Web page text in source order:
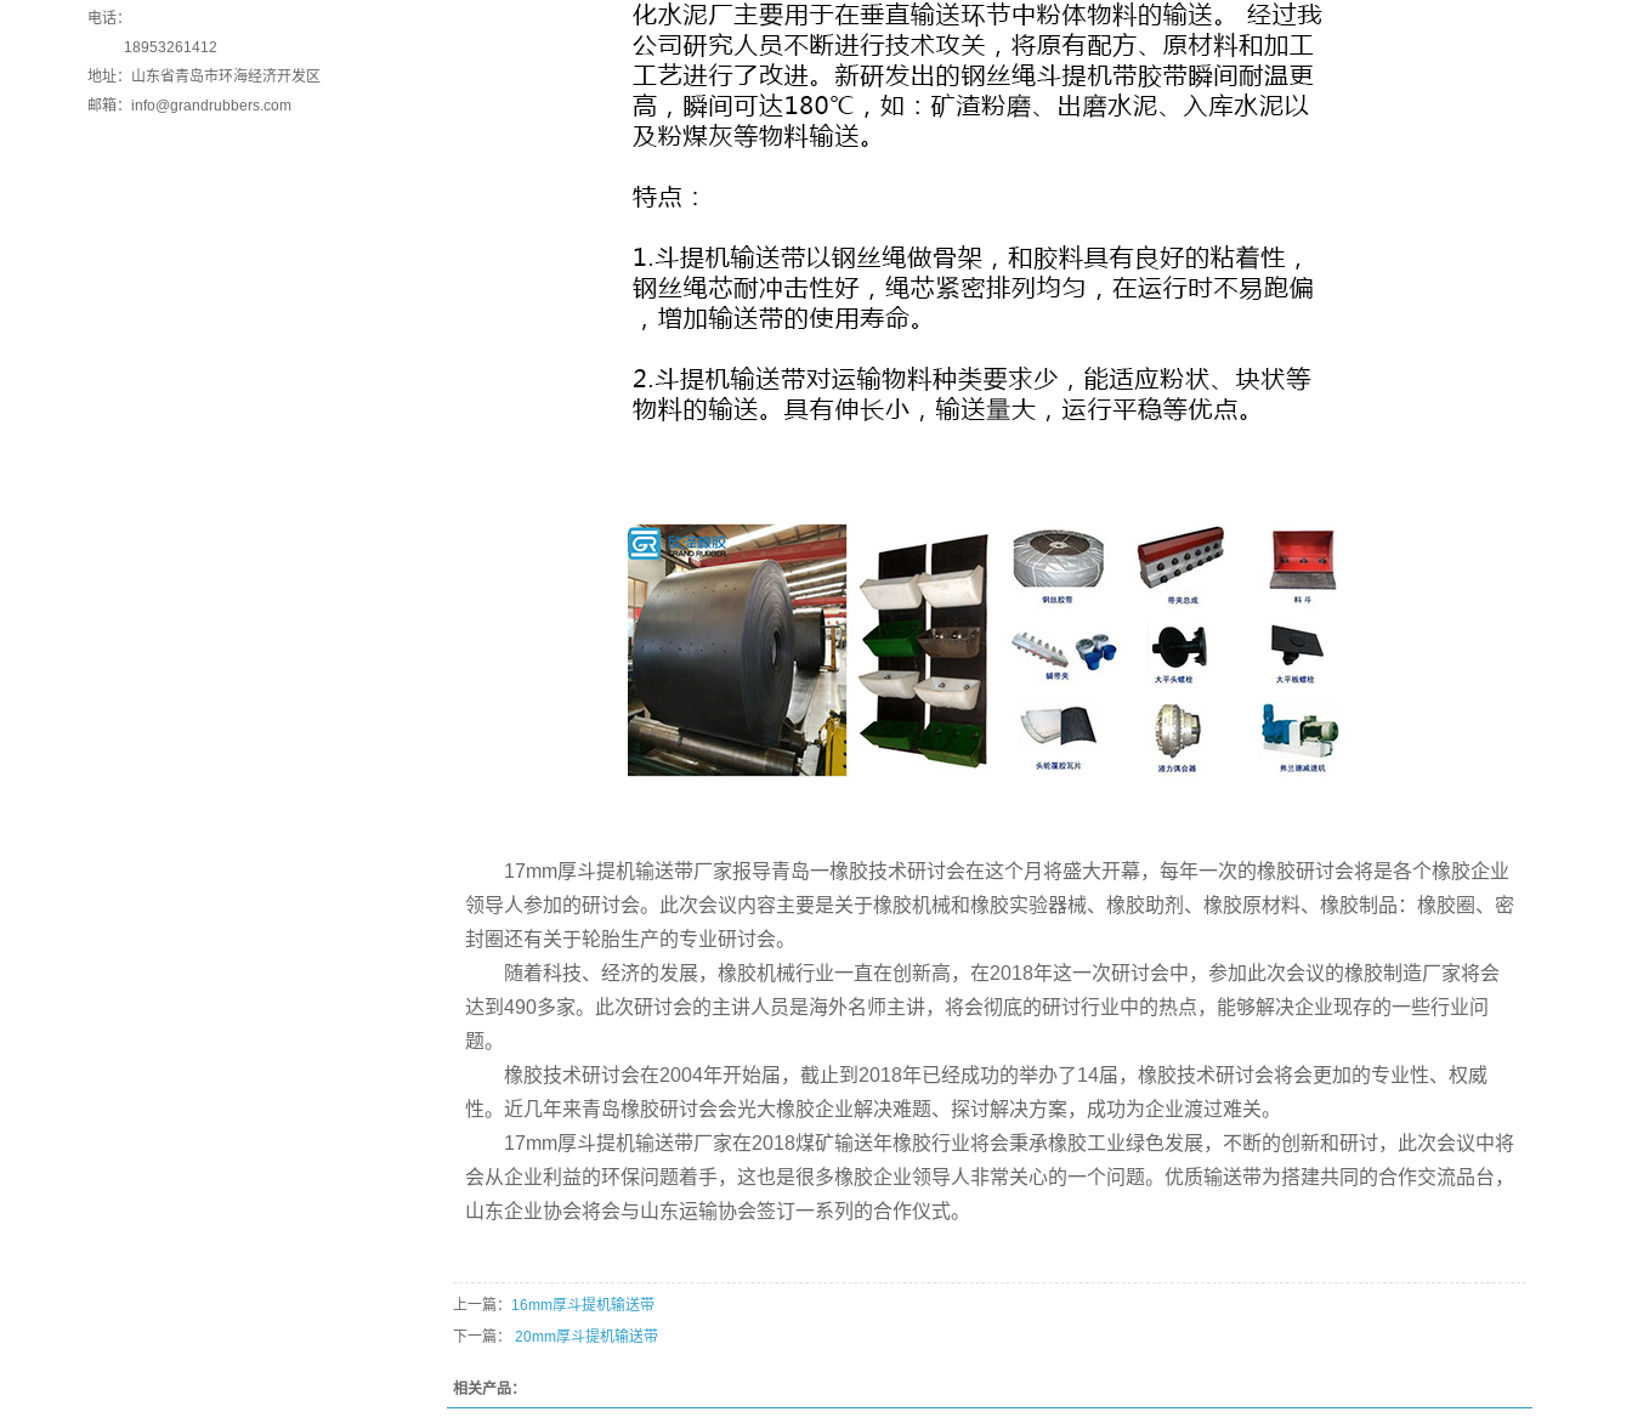
电话：
18953261412
地址：山东省青岛市环海经济开发区
邮箱：info@grandrubbers.com
17mm厚斗提机输送带厂家报导青岛一橡胶技术研讨会在这个月将盛大开幕，每年一次的橡胶研讨会将是各个橡胶企业
领导人参加的研讨会。此次会议内容主要是关于橡胶机械和橡胶实验器械、橡胶助剂、橡胶原材料、橡胶制品：橡胶圈、密
封圈还有关于轮胎生产的专业研讨会。
随着科技、经济的发展，橡胶机械行业一直在创新高，在2018年这一次研讨会中，参加此次会议的橡胶制造厂家将会
达到490多家。此次研讨会的主讲人员是海外名师主讲，将会彻底的研讨行业中的热点，能够解决企业现存的一些行业问
题。
橡胶技术研讨会在2004年开始届，截止到2018年已经成功的举办了14届，橡胶技术研讨会将会更加的专业性、权威
性。近几年来青岛橡胶研讨会会光大橡胶企业解决难题、探讨解决方案，成功为企业渡过难关。
17mm厚斗提机输送带厂家在2018煤矿输送年橡胶行业将会秉承橡胶工业绿色发展，不断的创新和研讨，此次会议中将
会从企业利益的环保问题着手，这也是很多橡胶企业领导人非常关心的一个问题。优质输送带为搭建共同的合作交流品台，
山东企业协会将会与山东运输协会签订一系列的合作仪式。
上一篇： 16mm厚斗提机输送带
下一篇： 20mm厚斗提机输送带
相关产品：